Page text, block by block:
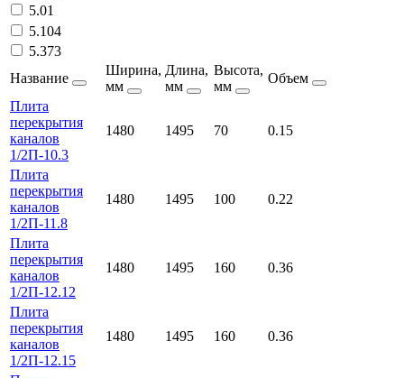
5.01
5.104
5.373
Название
Ширина,
мм
Длина,
мм
Высота,
мм
Объем
Плита
перекрытия
каналов
1/2П-10.3
1480 1495 70 0.15
Плита
перекрытия
каналов
1/2П-11.8
1480 1495 100 0.22
Плита
перекрытия
каналов
1/2П-12.12
1480 1495 160 0.36
Плита
перекрытия
каналов
1/2П-12.15
1480 1495 160 0.36